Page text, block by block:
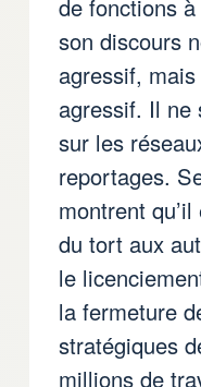
de fonctions
son discours
agressif,
agressif. Il ne
sur les
reportages.
montrent
du tort aux
le
la fermeture
stratégiques
millions de